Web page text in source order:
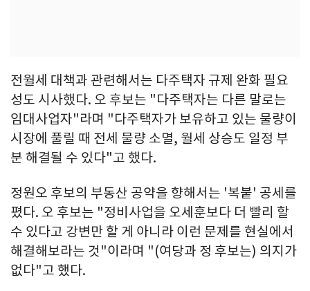
전월세 대책과 관련해서는 다주택자 규제 완화 필요
성도 시사했다. 오 후보는 "다주택자는 다른 말로는
임대사업자"라며 "다주택자가 보유하고 있는 물량이
시장에 풀릴 때 전세 물량 소멸, 월세 상승도 일정 부
분 해결될 수 있다"고 했다.
정원오 후보의 부동산 공약을 향해서는 '복붙' 공세를
폈다. 오 후보는 "정비사업을 오세훈보다 더 빨리 할
수 있다고 강변만 할 게 아니라 이런 문제를 현실에서
해결해보라는 것"이라며 "(여당과 정 후보는) 의지가
없다"고 했다.